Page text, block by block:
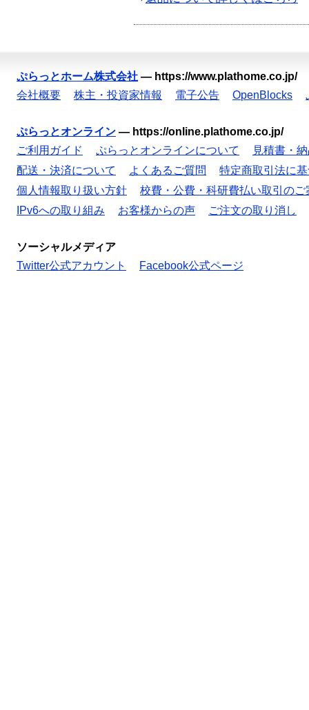
ぷらっとホーム株式会社 — https://www.plathome.co.jp/
会社概要
株主・投資家情報 電子公告 OpenBlocks
ぷらっとオンライン — https://online.plathome.co.jp/
ご利用ガイド
ぷらっとオンラインについて
見積書・
配送・決済について
よくあるご質問
特定商取引法に
個人情報取り扱い方針
校費・公費・科研費払い取引のご
IPv6への取り組み
お客様からの声 ご注文の取り消し
ソーシャルメディア
Twitter公式アカウント
Facebook公式ページ